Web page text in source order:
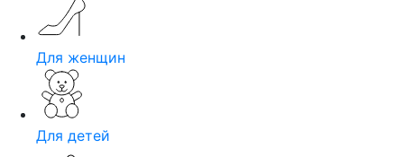
Для женщин
Для детей